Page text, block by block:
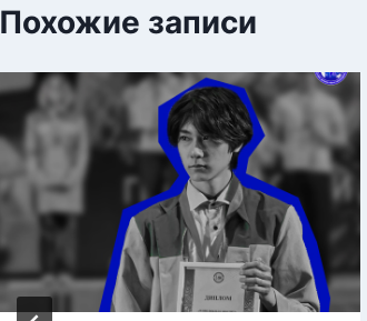
Похожие записи